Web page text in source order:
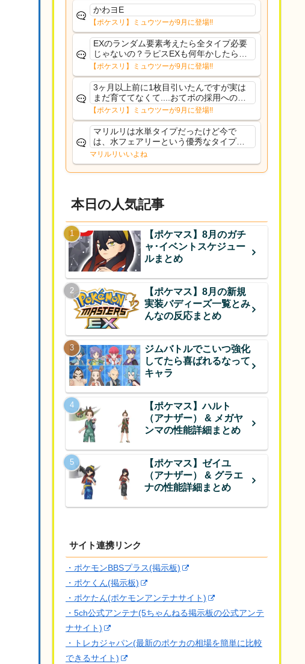
かわヨE
【ポケスリ】ミュウツーが9月に登場!!
EXのランダム要素考えたら全タイプ必要
じゃないの？ラピスEXも何年かしたら来
るだろうし後から厳選したい育てたいっ
て思ってもどうにもならないのがこのゲ
ームだしな
【ポケスリ】ミュウツーが9月に登場!!
3ヶ月以上前に1枚目引いたんですが実は
まだ育ててなくて....おてボの採用への影
響は勉強になります。ありがとうござい
ますオイルはだいぶ強めのABBレントラ
ーいて芋の方が不安なんで1枚目にしよう
かなと思...
【ポケスリ】ミュウツーが9月に登場!!
マリルリは水単タイプだったけど今で
は、水フェアリーという優秀なタイプだ
な、後特性力持ちって見た目と全然違う
な
マリルリいいよね
本日の人気記事
【ポケマス】8月のガチ
ャ･イベントスケジュー
ルまとめ
【ポケマス】8月の新規
実装バディーズ一覧とみ
んなの反応まとめ
ジムバトルでこいつ強化
してたら喜ばれるなって
キャラ
【ポケマス】ハルト
（アナザー） & メガヤ
ンマの性能詳細まとめ
【ポケマス】ゼイユ
（アナザー） & グラエ
ナの性能詳細まとめ
サイト連携リンク
・ポケモンBBSプラス(掲示板)
・ポケくん(掲示板)
・ポケたん(ポケモンアンテナサイト)
・5ch公式アンテナ(5ちゃんねる掲示板の公式アンテ
ナサイト)
・トレカジャパン(最新のポケカの相場を簡単に比較
できるサイト)